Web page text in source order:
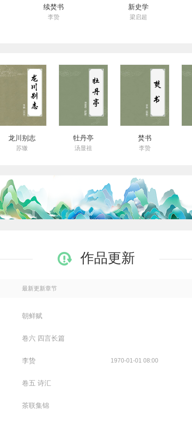
续焚书
李贽
新史学
梁启超
龙川别志
苏辙
牡丹亭
汤显祖
焚书
李贽
作品更新
最新更新章节
朝鲜赋
卷六 四言长篇
李贽 1970-01-01 08:00
卷五 诗汇
茶联集锦